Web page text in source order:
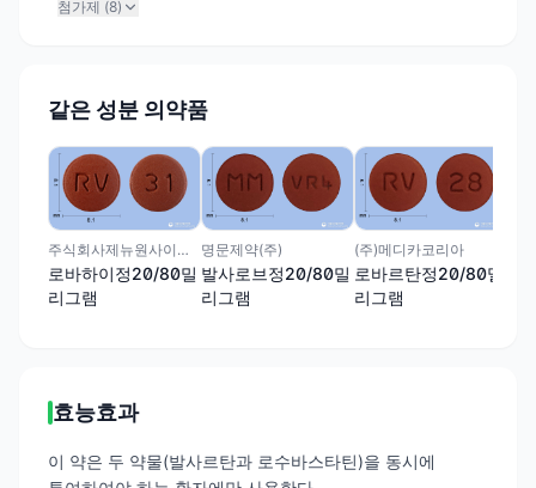
첨가제 (8)
같은 성분 의약품
주식회사제뉴원사이언스
로바하이정20/80밀
리그램
명문제약(주)
발사로브정20/80밀
리그램
(주)메디카코리아
로바르탄정20/80밀
리그램
효능효과
이 약은 두 약물(발사르탄과 로수바스타틴)을 동시에